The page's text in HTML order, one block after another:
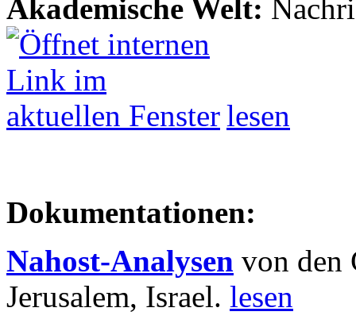
Akademische Welt:
lesen
Dokumentationen:
Nahost-Analysen von den
Jerusalem, Israel. lesen